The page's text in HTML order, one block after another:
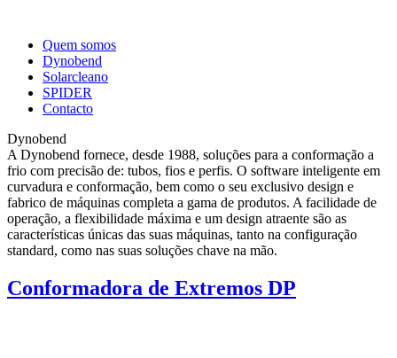
Quem somos
Dynobend
Solarcleano
SPIDER
Contacto
Dynobend
A Dynobend fornece, desde 1988, soluções para a conformação a
frio com precisão de: tubos, fios e perfis. O software inteligente em
curvadura e conformação, bem como o seu exclusivo design e
fabrico de máquinas completa a gama de produtos. A facilidade de
operação, a flexibilidade máxima e um design atraente são as
características únicas das suas máquinas, tanto na configuração
standard, como nas suas soluções chave na mão.
Conformadora de Extremos DP